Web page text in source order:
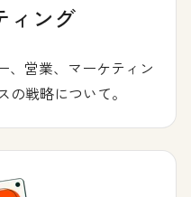
ィング
、営業、マーケティン
の戦略について。